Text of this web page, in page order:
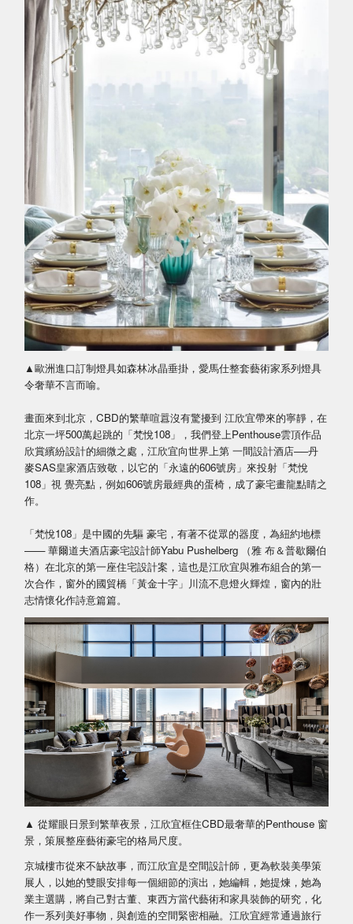
▲歐洲進口訂制燈具如森林冰晶垂掛，愛馬仕整套藝術家系列燈具
令奢華不言而喻。
畫面來到北京，CBD的繁華喧囂沒有驚擾到 江欣宜帶來的寧靜，在
北京一坪500萬起跳的「梵悅108」，我們登上Penthouse雲頂作品
欣賞繽紛設計的細微之處，江欣宜向世界上第 一間設計酒店──丹
麥SAS皇家酒店致敬，以它的「永遠的606號房」來投射「梵悅
108」視 覺亮點，例如606號房最經典的蛋椅，成了豪宅畫龍點睛之
作。
「梵悅108」是中國的先驅 豪宅，有著不從眾的器度，為紐約地標
—— 華爾道夫酒店豪宅設計師Yabu Pushelberg （雅 布＆普歇爾伯
格）在北京的第一座住宅設計案，這也是江欣宜與雅布組合的第一
次合作，窗外的國貿橋「黃金十字」川流不息燈火輝煌，窗內的壯
志情懷化作詩意篇篇。
▲ 從耀眼日景到繁華夜景，江欣宜框住CBD最奢華的Penthouse 窗
景，策展整座藝術豪宅的格局尺度。
京城樓市從來不缺故事，而江欣宜是空間設計師，更為軟裝美學策
展人，以她的雙眼安排每一個細節的演出，她編輯，她提煉，她為
業主選購，將自己對古董、東西方當代藝術和家具裝飾的研究，化
作一系列美好事物，與創造的空間緊密相融。江欣宜經常通過旅行